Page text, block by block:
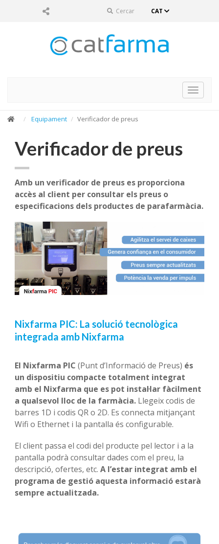
Cercar CAT
Toggle
Equipament Verificador de preus
Verificador de preus
Amb un verificador de preus es proporciona
accès al client per consultar els preus o
especificacions dels productes de parafarmàcia.
Nixfarma PIC: La solució tecnològica
integrada amb Nixfarma
El Nixfarma PIC (Punt d’Informació de Preus) és
un dispositiu compacte totalment integrat
amb el Nixfarma que es pot instal·lar fàcilment
a qualsevol lloc de la farmàcia. Llegeix codis de
barres 1D i codis QR o 2D. Es connecta mitjançant
Wifi o Ethernet i la pantalla és configurable.
El client passa el codi del producte pel lector i a la
pantalla podrà consultar dades com el preu, la
descripció, ofertes, etc. A l’estar integrat amb el
programa de gestió aquesta informació estarà
sempre actualitzada.